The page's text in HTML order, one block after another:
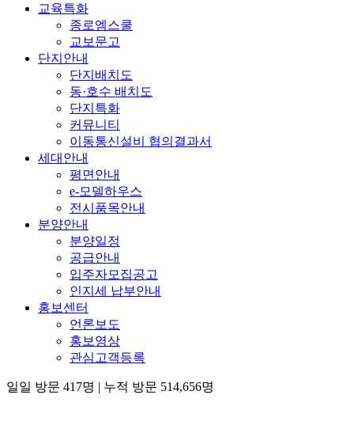
교육특화
종로엠스쿨
교보문고
단지안내
단지배치도
동·호수 배치도
단지특화
커뮤니티
이동통신설비 협의결과서
세대안내
평면안내
e-모델하우스
전시품목안내
분양안내
분양일정
공급안내
입주자모집공고
인지세 납부안내
홍보센터
언론보도
홍보영상
관심고객등록
일일 방문 417명 | 누적 방문 514,656명